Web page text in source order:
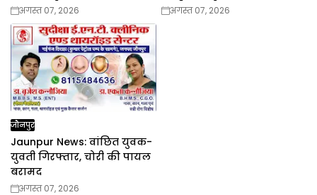
अगस्त 07, 2026 अगस्त 07, 2026
जौनपुर
Jaunpur News: वांछित युवक-
युवती गिरफ्तार, चोरी की पायल
बरामद
अगस्त 07, 2026